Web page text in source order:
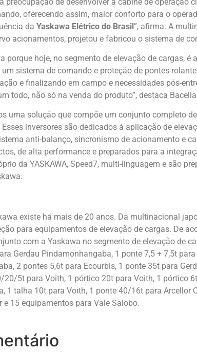
oferecendo assim, maior conforto para o
da Yaskawa Elétrico do Brasil”, afirma. A
acionamentos, projetou e fabricou o sistema de
porque hoje, no segmento de elevação de cargas, é
sistema de comando e proteção de pontes
e finalizando em campo e necessidades pós-
todo, não só na venda do produto”, destaca
uma solução que compõe um conjunto completo
Esses inversores são dedicados à aplicação de
anti-balanço, sincronismo de acionamento e
de alta performance e preparados para a
da YASKAWA, Speed7, multi-linguagem e são
existe há mais de 20 anos. Da multinacional
para equipamentos de elevação de cargas. De
com a Yaskawa no segmento de elevação de
Gerdau Pindamonhangaba, 1 ponte 7,5 + 7,5t
2 pontes 5,6t para Ecourbis, 1 ponte 35t para
20/5t para Voith, 1 pórtico 20t para Voith, 1 pórtico
1 talha 10t para Voith, 1 ponte 40/16t para Arcellor
15 equipamentos para Vale Salobo.